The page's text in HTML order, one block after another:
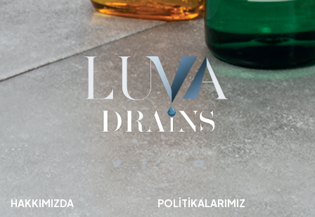
HAKKIMIZDA POLITIKALARIMIZ